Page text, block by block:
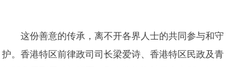
这份善意的传承，离不开各界人士的共同参与和守
护。香港特区前律政司司长梁爱诗、香港特区民政及青